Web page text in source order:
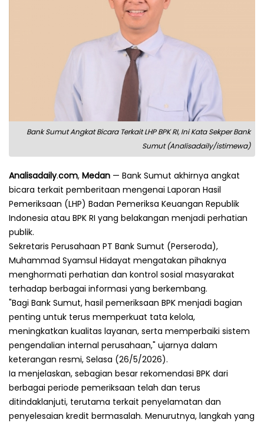
Bank Sumut Angkat Bicara Terkait LHP BPK RI, Ini Kata Sekper Bank
Sumut (Analisadaily/istimewa)
Analisadaily.com, Medan — Bank Sumut akhirnya angkat
bicara terkait pemberitaan mengenai Laporan Hasil
Pemeriksaan (LHP) Badan Pemeriksa Keuangan Republik
Indonesia atau BPK RI yang belakangan menjadi perhatian
publik.
Sekretaris Perusahaan PT Bank Sumut (Perseroda),
Muhammad Syamsul Hidayat mengatakan pihaknya
menghormati perhatian dan kontrol sosial masyarakat
terhadap berbagai informasi yang berkembang.
"Bagi Bank Sumut, hasil pemeriksaan BPK menjadi bagian
penting untuk terus memperkuat tata kelola,
meningkatkan kualitas layanan, serta memperbaiki sistem
pengendalian internal perusahaan," ujarnya dalam
keterangan resmi, Selasa (26/5/2026).
Ia menjelaskan, sebagian besar rekomendasi BPK dari
berbagai periode pemeriksaan telah dan terus
ditindaklanjuti, terutama terkait penyelamatan dan
penyelesaian kredit bermasalah. Menurutnya, langkah yang